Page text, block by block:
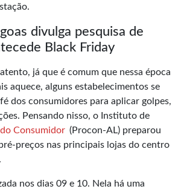
divulga pesquisa de
Black Friday
já que é comum que nessa época
aquece, alguns estabelecimentos se
dos consumidores para aplicar golpes,
Pensando nisso, o Instituto de
Consumidor (Procon-AL) preparou
preços nas principais lojas do centro
nos dias 09 e 10. Nela há uma